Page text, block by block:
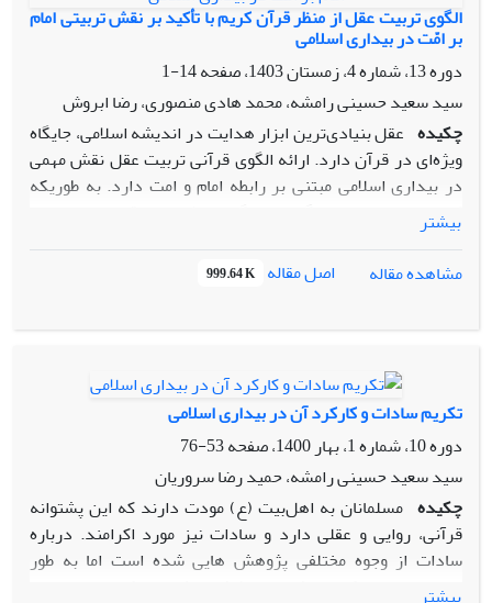
الگوی تربیت عقل از منظر قرآن کریم با تأکید بر نقش تربیتی امام
بر امّت در بیداری اسلامی
دوره 13، شماره 4، زمستان 1403، صفحه
14-1
سید سعید حسینی رامشه، محمد هادی منصوری، رضا ابروش
چکیده عقل بنیادی‌ترین ابزار هدایت در اندیشه اسلامی، جایگاه
ویژه‌ای در قرآن دارد. ارائه الگوی قرآنی تربیت عقل نقش مهمی
در بیداری اسلامی مبتنی بر رابطه امام و امت دارد. به طوریکه
کارامدی این جریان در گرو این الگو می‌باشد. درواقع تبیین جامع و
کارامد از تربیت عقل از منظر قرآن به مثابه روح و شاکله جریان
بیداری اسلامی است، به طوریکه مناسبات بین امام و امت را
برمدار عقل تبیین می‌نماید. این پژوهش درصدد است تا با تبیین
تبیین و ارائه نماید.(مسئله)؛ این پژوهش با استفاده از روش
تفسیری-ساختاری تلاش دارد تا مؤلفه‌های تربیت عقل به صورت
لایه‌ای تبیین شوند. در این روش ده نفر از نخبگان قرآنی، برای
تدوین ماتریس خودتعاملی مشارکت داشتند.(روش)؛ تنویر عقل به
عنوان لایه سطح یک و عمیق‌ترین لایه قرار گرفت. این لایه بر
«حق‌یابی عقل»، تأثیر می‌گذارد. تنویر عقل نیز بر لایه سوم
یعنی«حق یابی عقل»،«رشد و سازندگی عقل»و«تکامل عقل» تأثیر
می‌گذارد. هر سه مؤلفه لایه سوم که روبنائی‌ترین لایه هستند بر
لایه دوم یعنی «حق‌یابی عقل» تأثیر می‌گذارند. بنابراین
بیشتر
مشاهده مقاله
اصل مقاله 999.64 K
تکریم سادات و کارکرد آن در بیداری اسلامی
دوره 10، شماره 1، بهار 1400، صفحه
53-76
سید سعید حسینی رامشه، حمید رضا سروریان
چکیده مسلمانان به اهل‌بیت (ع) مودت دارند که این پشتوانه
قرآنی، روایی و عقلی دارد و سادات نیز مورد اکرامند. درباره
سادات از وجوه مختلفی پژوهش هایی شده است اما به طور
مستقل چراییِ تکریم ایشان و از طرفی نقش این تکریم در تحولات
بیشتر